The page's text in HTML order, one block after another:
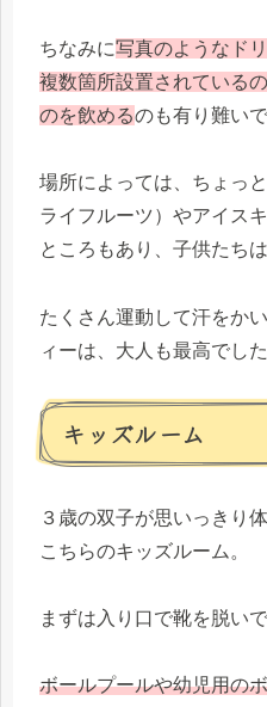
ちなみに写真のようなド
複数箇所設置されている
のを飲めるのも有り難いで
場所によっては、ちょっ
ライフルーツ）やアイス
ところもあり、子供たち
たくさん運動して汗をか
ィーは、大人も最高でした
キッズルーム
３歳の双子が思いっきり
こちらのキッズルーム。
まずは入り口で靴を脱い
ボールプールや幼児用の